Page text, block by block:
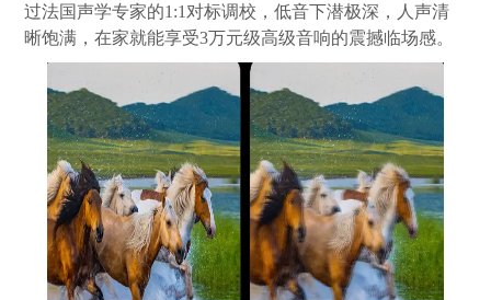
过法国声学专家的1:1对标调校，低音下潜极深，人声清
晰饱满，在家就能享受3万元级高级音响的震撼临场感。